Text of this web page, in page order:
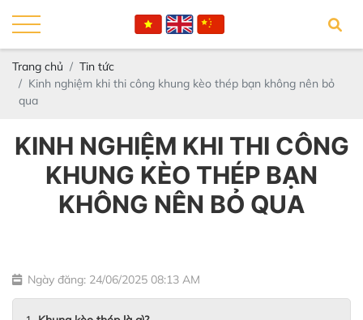
Trang chủ
Tin tức
Kinh nghiệm khi thi công khung kèo thép bạn không nên bỏ
qua
KINH NGHIỆM KHI THI CÔNG
KHUNG KÈO THÉP BẠN
KHÔNG NÊN BỎ QUA
Ngày đăng: 24/06/2025 08:13 AM